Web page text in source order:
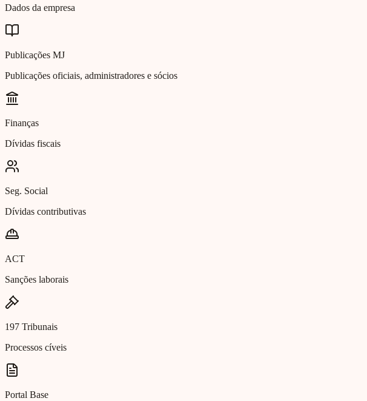
Dados da empresa
Publicações MJ
Publicações oficiais, administradores e sócios
Finanças
Dívidas fiscais
Seg. Social
Dívidas contributivas
ACT
Sanções laborais
197 Tribunais
Processos cíveis
Portal Base